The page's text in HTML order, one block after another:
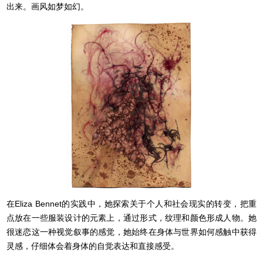
出来。画风如梦如幻。
在Eliza Bennet的实践中，她探索关于个人和社会现实的转变，把重
点放在一些服装设计的元素上，通过形式，纹理和颜色形成人物。她
很迷恋这一种视觉叙事的感觉，她始终在身体与世界如何感触中获得
灵感，仔细体会着身体的自觉表达和直接感受。